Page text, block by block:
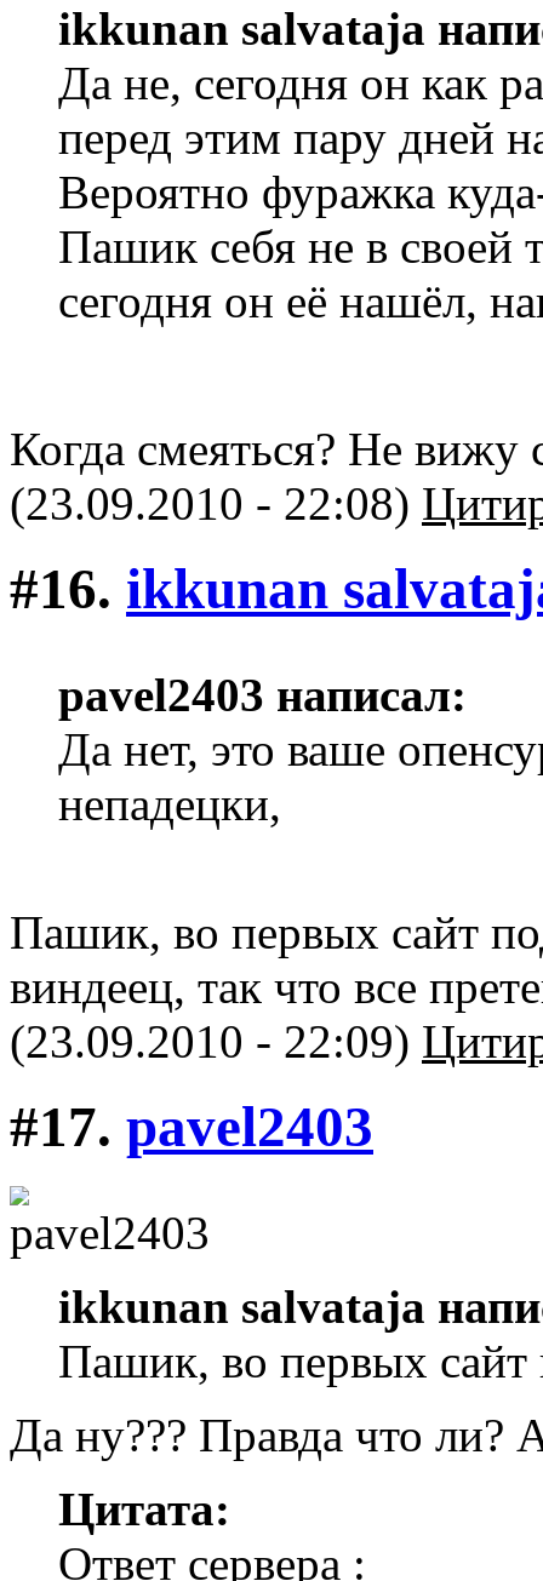
ikkunan salvataja
Да не, сегодня он как
перед этим пару дней
Вероятно фуражка
Пашик себя не в своей
сегодня он её нашёл,
Когда смеяться? Не вижу
(23.09.2010 - 22:08)
#16. ikkunan
pavel2403 написал:
Да нет, это ваше
непадецки,
Пашик, во первых сайт
виндеец, так что все
(23.09.2010 - 22:09)
#17. pavel2403
ikkunan salvataja
Пашик, во первых сайт
Да ну??? Правда что ли?
Цитата:
Ответ сервера :